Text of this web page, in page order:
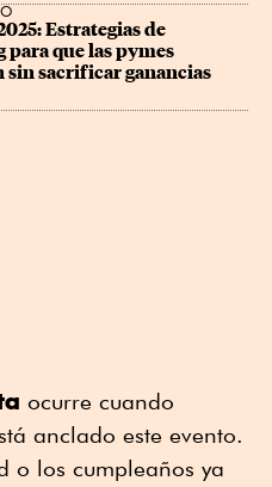
Estrategias de
que las pymes
sin sacrificar ganancias
ocurre cuando
anclado este evento.
o los cumpleaños ya